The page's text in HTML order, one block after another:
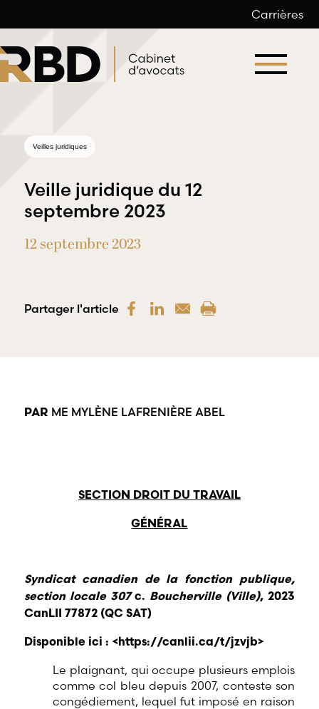
au
contenu
Carrières
Droit du
RBD Avocats
champs
d’expertises
déontologique
professionnels
œuvrant dans
Veilles juridiques
Veille juridique du 12
septembre 2023
12 septembre 2023
Partager l'article
PAR ME MYLÈNE LAFRENIÈRE ABEL
SECTION DROIT DU TRAVAIL
GÉNÉRAL
Syndicat canadien de la fonction publique,
section locale 307c. Boucherville (Ville), 2023
CanLII 77872 (QC SAT)
Disponible ici : < https://canlii.ca/t/jzvjb>
Le plaignant, qui occupe plusieurs emplois
comme col bleu depuis 2007, conteste son
congédiement, lequel fut imposé en raison